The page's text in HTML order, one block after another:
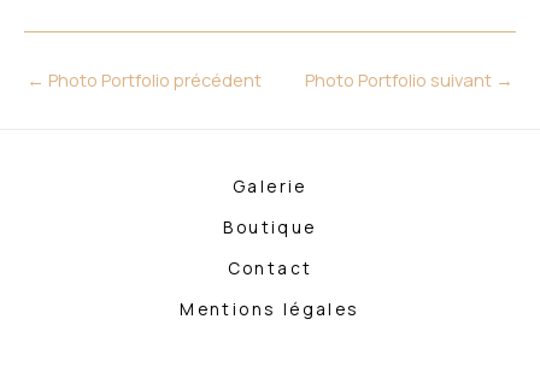
← Photo Portfolio précédent Photo Portfolio suivant →
Galerie
Boutique
Contact
Mentions légales